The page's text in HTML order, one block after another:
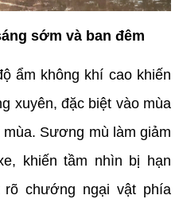
sớm và ban đêm
ẩm không khí cao khiến
xuyên, đặc biệt vào mùa
Sương mù làm giảm
khiến tầm nhìn bị hạn
chướng ngại vật phía